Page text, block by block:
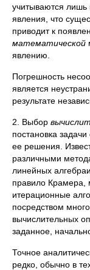
учитываются
явления, что
приводит к
математической
явлению.
Погрешность
является
результате
2. Выбор
постановка
ее решения.
различными
линейных
правило Крамера,
итерационные
посредством
вычислительных
заданное,
Точное
редко, обычно в